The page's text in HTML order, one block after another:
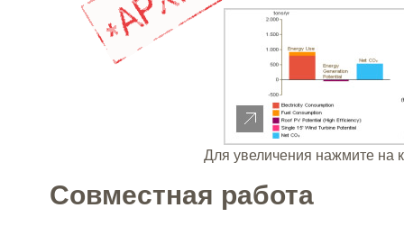
Для увеличения нажмите на
Совместная работа